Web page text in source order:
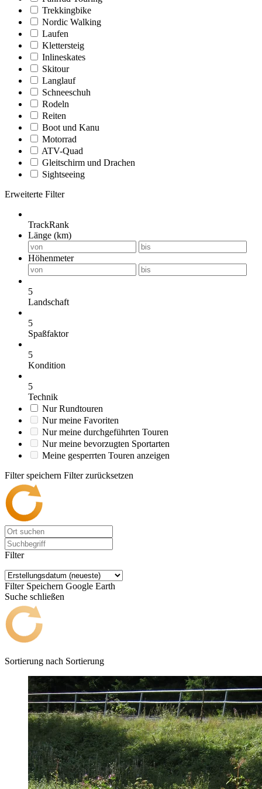
Trekkingbike
Nordic Walking
Laufen
Klettersteig
Inlineskates
Skitour
Langlauf
Schneeschuh
Rodeln
Reiten
Boot und Kanu
Motorrad
ATV-Quad
Gleitschirm und Drachen
Sightseeing
Erweiterte Filter
TrackRank
Länge (km)
Höhenmeter
5
Landschaft
5
Spaßfaktor
5
Kondition
5
Technik
Nur Rundtouren
Nur meine Favoriten
Nur meine durchgeführten Touren
Nur meine bevorzugten Sportarten
Meine gesperrten Touren anzeigen
Filter speichern Filter zurücksetzen
Filter
Filter Speichern Google Earth
Suche schließen
Sortierung nach Sortierung